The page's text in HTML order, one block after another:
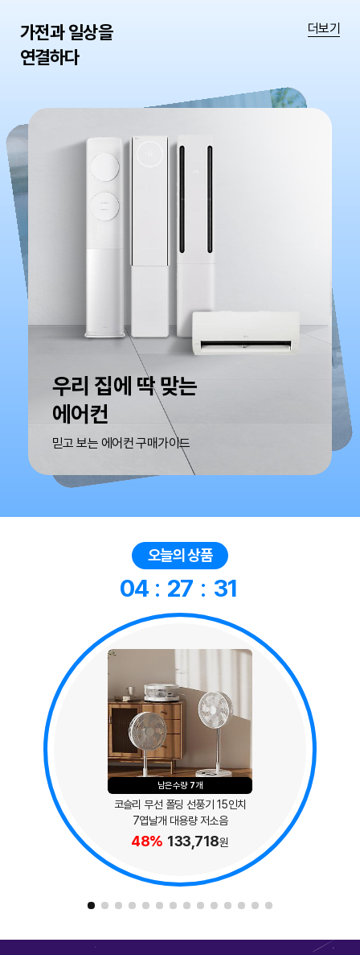
가전과 일상을
연결하다
더보기
공간과 취향에 맞는
바람 찾기
선풍기 선택 가이드
오늘의 상품
04 : 27 : 30
남은수량 7개
코슬리 무선 폴딩 선풍기 15인치
7엽날개 대용량 저소음
48% 133,718원